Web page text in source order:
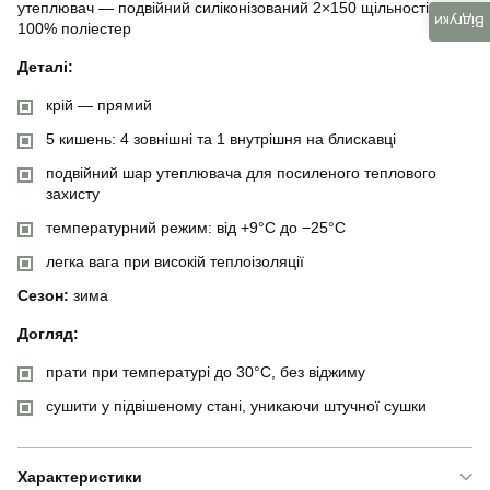
утеплювач — подвійний силіконізований 2×150 щільності.
100% поліестер
Деталі:
крій — прямий
5 кишень: 4 зовнішні та 1 внутрішня на блискавці
подвійний шар утеплювача для посиленого теплового
захисту
температурний режим: від +9°C до −25°C
легка вага при високій теплоізоляції
Сезон: зима
Догляд:
прати при температурі до 30°C, без віджиму
сушити у підвішеному стані, уникаючи штучної сушки
Характеристики
Відгуки